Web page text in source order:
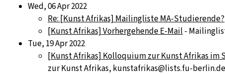
Wed, 06 Apr 2022
Re: [Kunst Afrikas] Mailingliste MA-Studierende?
[Kunst Afrikas] Vorhergehende E-Mail -
Tue, 19 Apr 2022
[Kunst Afrikas] Kolloquium zur Kunst Afrikas im
zur Kunst Afrikas, kunstafrikas@lists.fu-berlin.de